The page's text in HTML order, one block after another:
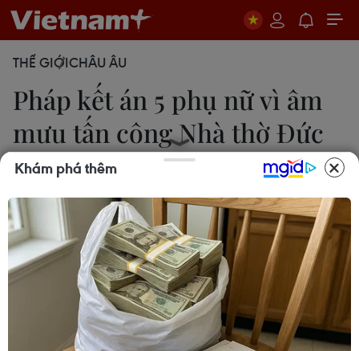
THẾ GIỚICHÂU ÂU
Pháp kết án 5 phụ nữ vì âm
mưu tấn công Nhà thờ Đức
Bà
15/10/2019 03:22
Ngày 14/10, một tòa án Pháp đã kết án 5 thành
viên một nhóm cực đoan gồm toàn nữ giới với các
mức án từ 5 đến 30 năm tù giam vì âm mưu đánh
bom bên ngoài Nhà thờ Đức Bà ở thủ đô Paris.
Khám phá thêm